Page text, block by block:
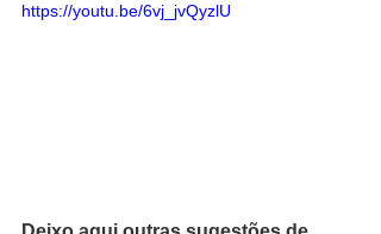
https://youtu.be/6vj_jvQyzlU